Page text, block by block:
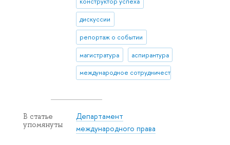
дискуссии
репортаж о событии
магистратура аспирантура
международное сотрудничество
В статье
упомянуты
Департамент
международного права